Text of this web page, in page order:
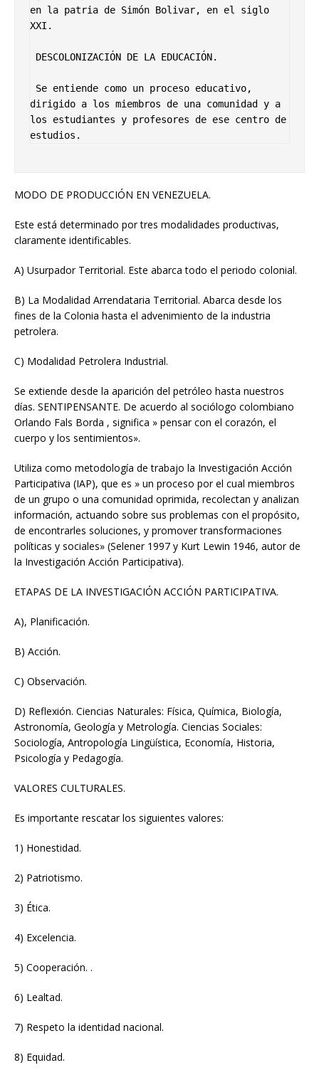
en la patria de Simón Bolivar, en el siglo
XXI.
dirigido a los miembros de una comunidad y a
los estudiantes y profesores de ese centro de
estudios.
MODO DE PRODUCCIÓN EN VENEZUELA.
Este está determinado por tres modalidades productivas,
claramente identificables.
A) Usurpador Territorial. Este abarca todo el periodo colonial.
B) La Modalidad Arrendataria Territorial. Abarca desde los
fines de la Colonia hasta el advenimiento de la industria
petrolera.
C) Modalidad Petrolera Industrial.
Se extiende desde la aparición del petróleo hasta nuestros
días. SENTIPENSANTE. De acuerdo al sociólogo colombiano
Orlando Fals Borda , significa » pensar con el corazón, el
cuerpo y los sentimientos».
Utiliza como metodología de trabajo la Investigación Acción
Participativa (IAP), que es » un proceso por el cual miembros
de un grupo o una comunidad oprimida, recolectan y analizan
información, actuando sobre sus problemas con el propósito,
de encontrarles soluciones, y promover transformaciones
políticas y sociales» (Selener 1997 y Kurt Lewin 1946, autor de
la Investigación Acción Participativa).
ETAPAS DE LA INVESTIGACIÓN ACCIÓN PARTICIPATIVA.
A), Planificación.
B) Acción.
C) Observación.
D) Reflexión. Ciencias Naturales: Física, Química, Biología,
Astronomía, Geología y Metrología. Ciencias Sociales:
Sociología, Antropología Lingüística, Economía, Historia,
Psicología y Pedagogía.
VALORES CULTURALES.
Es importante rescatar los siguientes valores:
1) Honestidad.
2) Patriotismo.
3) Ética.
4) Excelencia.
5) Cooperación. .
6) Lealtad.
7) Respeto la identidad nacional.
8) Equidad.